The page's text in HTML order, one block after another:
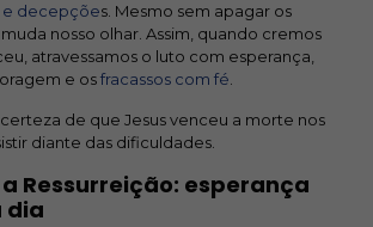
e decepções. Mesmo sem apagar os
nosso olhar. Assim, quando cremos
atravessamos o luto com esperança,
e osfracassos com fé
de que Jesus venceu a morte nos
diante das dificuldades.
Ressurreição: esperança
dia